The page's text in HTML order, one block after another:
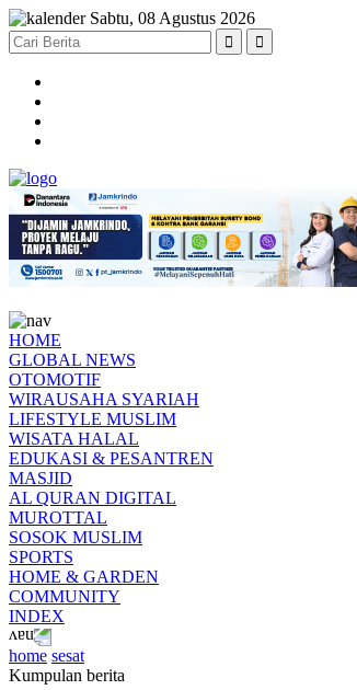
Sabtu, 08 Agustus 2026
HOME
GLOBAL NEWS
OTOMOTIF
WIRAUSAHA SYARIAH
LIFESTYLE MUSLIM
WISATA HALAL
EDUKASI & PESANTREN
MASJID
AL QURAN DIGITAL
MUROTTAL
SOSOK MUSLIM
SPORTS
HOME & GARDEN
COMMUNITY
INDEX
home sesat
Kumpulan berita